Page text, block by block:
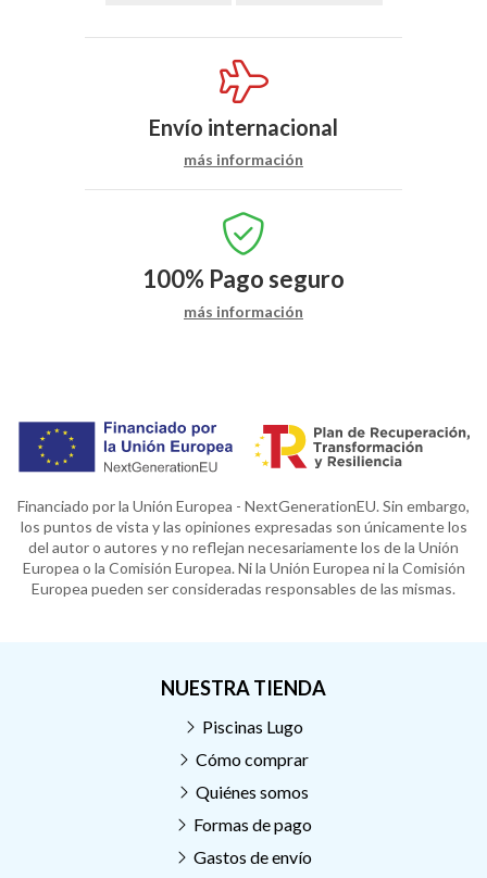
Envío internacional
más información
100% Pago seguro
más información
Financiado por la Unión Europea - NextGenerationEU. Sin embargo,
los puntos de vista y las opiniones expresadas son únicamente los
del autor o autores y no reflejan necesariamente los de la Unión
Europea o la Comisión Europea. Ni la Unión Europea ni la Comisión
Europea pueden ser consideradas responsables de las mismas.
NUESTRA TIENDA
Piscinas Lugo
Cómo comprar
Quiénes somos
Formas de pago
Gastos de envío